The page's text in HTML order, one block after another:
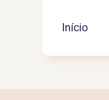
Início